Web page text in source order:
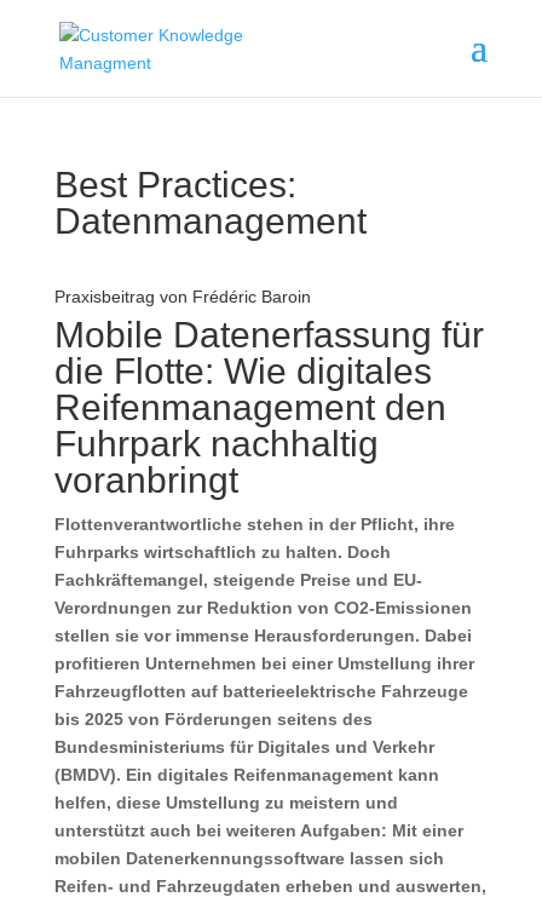
Best Practices:
Datenmanagement
Praxisbeitrag von Frédéric Baroin
Mobile Datenerfassung für
die Flotte: Wie digitales
Reifenmanagement den
Fuhrpark nachhaltig
voranbringt
Flottenverantwortliche stehen in der Pflicht, ihre
Fuhrparks wirtschaftlich zu halten. Doch
Fachkräftemangel, steigende Preise und EU-
Verordnungen zur Reduktion von CO2-Emissionen
stellen sie vor immense Herausforderungen. Dabei
profitieren Unternehmen bei einer Umstellung ihrer
Fahrzeugflotten auf batterieelektrische Fahrzeuge
bis 2025 von Förderungen seitens des
Bundesministeriums für Digitales und Verkehr
(BMDV). Ein digitales Reifenmanagement kann
helfen, diese Umstellung zu meistern und
unterstützt auch bei weiteren Aufgaben: Mit einer
mobilen Datenerkennungssoftware lassen sich
Reifen- und Fahrzeugdaten erheben und auswerten,